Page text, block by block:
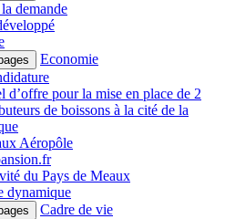
demande
Economie
d’offre pour la mise en place de 2
de boissons à la cité de la
Aéropôle
du Pays de Meaux
dynamique
Cadre de vie